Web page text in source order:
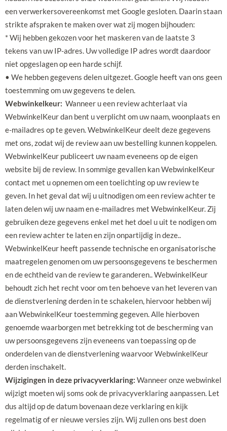
een verwerkersovereenkomst met Google gesloten. Daarin staan
strikte afspraken te maken over wat zij mogen bijhouden:
* Wij hebben gekozen voor het maskeren van de laatste 3
tekens van uw IP-adres. Uw volledige IP adres wordt daardoor
niet opgeslagen op een harde schijf.
• We hebben gegevens delen uitgezet. Google heeft van ons geen
toestemming om uw gegevens te delen.
Webwinkelkeur: Wanneer u een review achterlaat via
WebwinkelKeur dan bent u verplicht om uw naam, woonplaats en
e-mailadres op te geven. WebwinkelKeur deelt deze gegevens
met ons, zodat wij de review aan uw bestelling kunnen koppelen.
WebwinkelKeur publiceert uw naam eveneens op de eigen
website bij de review. In sommige gevallen kan WebwinkelKeur
contact met u opnemen om een toelichting op uw review te
geven. In het geval dat wij u uitnodigen om een review achter te
laten delen wij uw naam en e-mailadres met WebwinkelKeur. Zij
gebruiken deze gegevens enkel met het doel u uit te nodigen om
een review achter te laten en zijn onpartijdig in deze..
WebwinkelKeur heeft passende technische en organisatorische
maatregelen genomen om uw persoonsgegevens te beschermen
en de echtheid van de review te garanderen.. WebwinkelKeur
behoudt zich het recht voor om ten behoeve van het leveren van
de dienstverlening derden in te schakelen, hiervoor hebben wij
aan WebwinkelKeur toestemming gegeven. Alle hierboven
genoemde waarborgen met betrekking tot de bescherming van
uw persoonsgegevens zijn eveneens van toepassing op de
onderdelen van de dienstverlening waarvoor WebwinkelKeur
derden inschakelt.
Wijzigingen in deze privacyverklaring: Wanneer onze webwinkel
wijzigt moeten wij soms ook de privacyverklaring aanpassen. Let
dus altijd op de datum bovenaan deze verklaring en kijk
regelmatig of er nieuwe versies zijn. Wij zullen ons best doen